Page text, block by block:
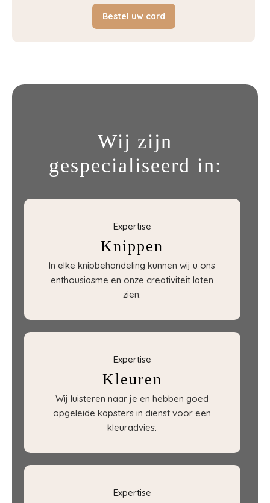
Bestel uw card
Wij zijn
gespecialiseerd in:
Expertise
Knippen
In elke knipbehandeling kunnen wij u ons
enthousiasme en onze creativiteit laten
zien.
Expertise
Kleuren
Wij luisteren naar je en hebben goed
opgeleide kapsters in dienst voor een
kleuradvies.
Expertise